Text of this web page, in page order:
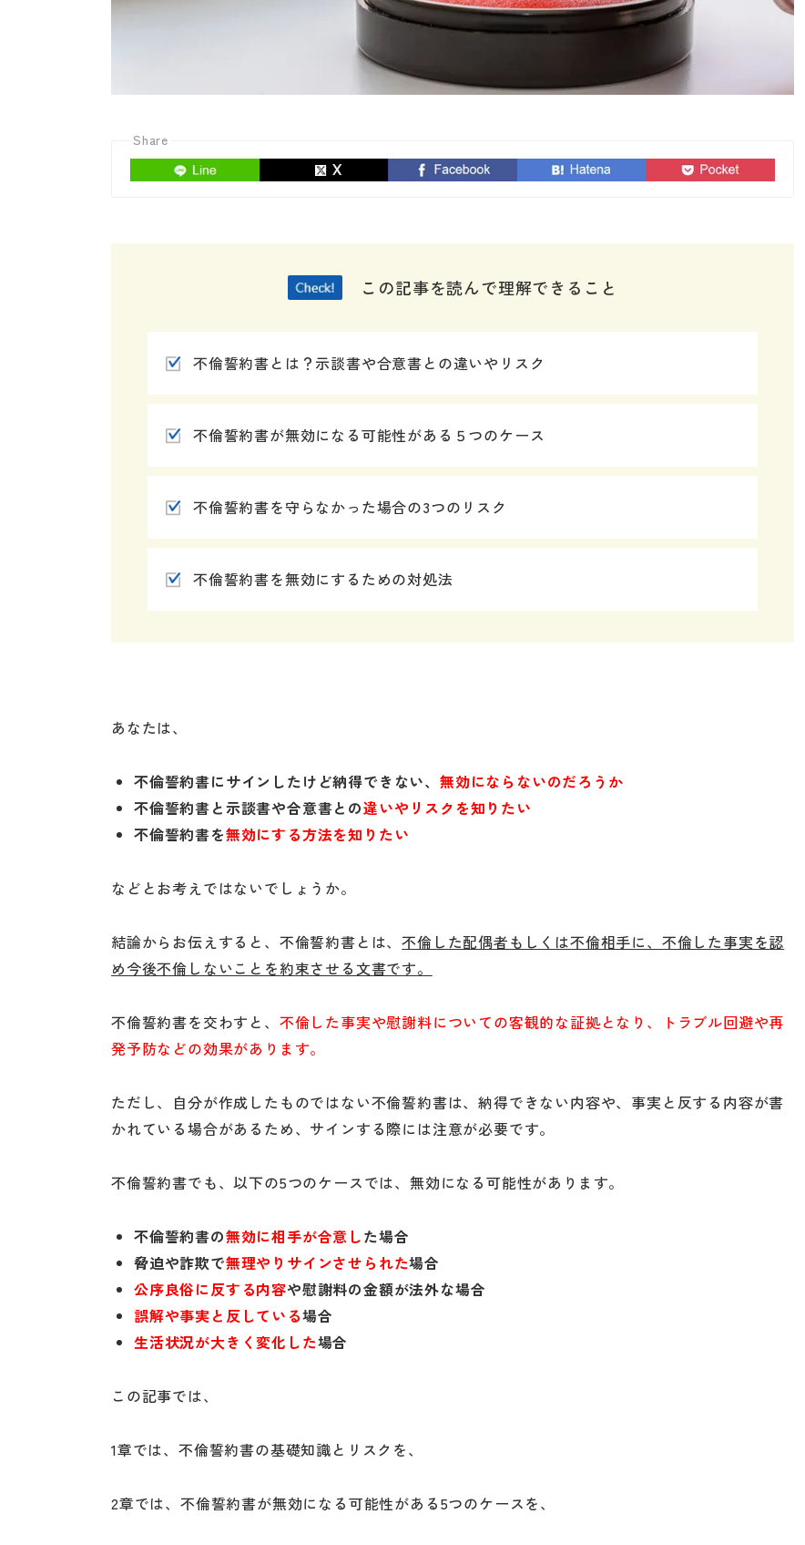
Share
この記事を読んで理解できること
不倫誓約書とは？示談書や合意書との違いやリスク
不倫誓約書が無効になる可能性がある５つのケース
不倫誓約書を守らなかった場合の3つのリスク
不倫誓約書を無効にするための対処法
あなたは、
不倫誓約書にサインしたけど納得できない、 無効にならないのだろうか
不倫誓約書と示談書や合意書との違いやリスクを知りたい
不倫誓約書を無効にする方法を知りたい
などとお考えではないでしょうか。
結論からお伝えすると、不倫誓約書とは、不倫した配偶者もしくは不倫相手に、不倫した事実を認
め今後不倫しないことを約束させる文書です。
不倫誓約書を交わすと、 不倫した事実や慰謝料についての客観的な証拠となり、トラブル回避や再
発予防などの効果があります。
ただし、自分が作成したものではない不倫誓約書は、納得できない内容や、事実と反する内容が書
かれている場合があるため、サインする際には注意が必要です。
不倫誓約書でも、以下の5つのケースでは、無効になる可能性があります。
不倫誓約書の無効に相手が合意した場合
脅迫や詐欺で無理やりサインさせられた場合
公序良俗に反する内容や慰謝料の金額が法外な場合
誤解や事実と反している場合
生活状況が大きく変化した場合
この記事では、
1章では、不倫誓約書の基礎知識とリスクを、
2章では、不倫誓約書が無効になる可能性がある5つのケースを、